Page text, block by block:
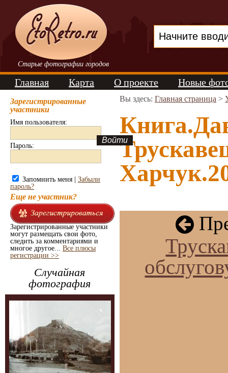
Старые фотографии городов
Главная Карта О проекте Новые
Зарегистрированные
участники
Имя пользователя:
Пароль:
Запомнить меня | Забыли
пароль?
Еще не участник?
Зарегистрированные участники
могут размещать свои фото,
следить за комментариями и
многое другое... Все плюсы
регистрации >>
Случайная
фотография
Вы здесь: Главная страница >